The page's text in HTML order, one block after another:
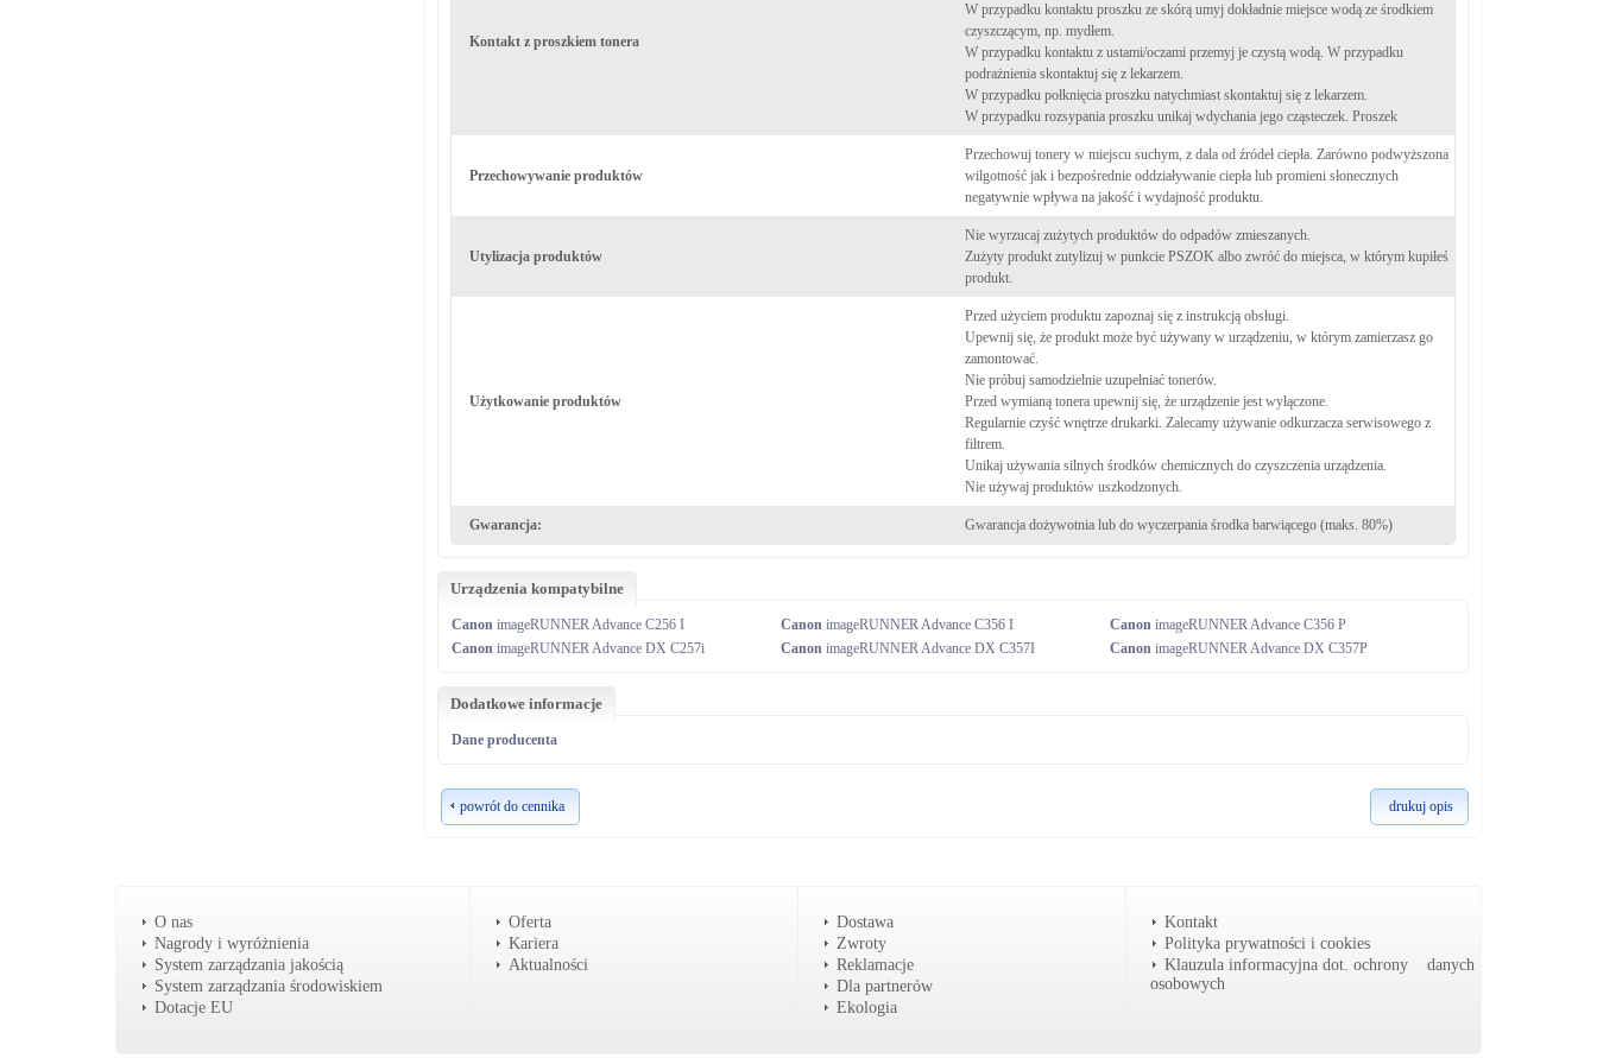
Kontakt z proszkiem tonera
W przypadku kontaktu proszku ze skórą umyj dokładnie miejsce wodą ze środkiem
czyszczącym, np. mydłem.
W przypadku kontaktu z ustami/oczami przemyj je czystą wodą. W przypadku
podrażnienia skontaktuj się z lekarzem.
W przypadku połknięcia proszku natychmiast skontaktuj się z lekarzem.
W przypadku rozsypania proszku unikaj wdychania jego cząsteczek. Proszek
Przechowywanie produktów
Przechowuj tonery w miejscu suchym, z dala od źródeł ciepła. Zarówno podwyższona
wilgotność jak i bezpośrednie oddziaływanie ciepła lub promieni słonecznych
negatywnie wpływa na jakość i wydajność produktu.
Utylizacja produktów
Nie wyrzucaj zużytych produktów do odpadów zmieszanych.
Zużyty produkt zutylizuj w punkcie PSZOK albo zwróć do miejsca, w którym kupiłeś
produkt.
Użytkowanie produktów
Przed użyciem produktu zapoznaj się z instrukcją obsługi.
Upewnij się, że produkt może być używany w urządzeniu, w którym zamierzasz go
zamontować.
Nie próbuj samodzielnie uzupełniać tonerów.
Przed wymianą tonera upewnij się, że urządzenie jest wyłączone.
Regularnie czyść wnętrze drukarki. Zalecamy używanie odkurzacza serwisowego z
filtrem.
Unikaj używania silnych środków chemicznych do czyszczenia urządzenia.
Nie używaj produktów uszkodzonych.
Gwarancja: Gwarancja dożywotnia lub do wyczerpania środka barwiącego (maks. 80%)
Urządzenia kompatybilne
Canon imageRUNNER Advance C256 I Canon imageRUNNER Advance C356 I Canon imageRUNNER Advance C356 P
Canon imageRUNNER Advance DX C257i Canon imageRUNNER Advance DX C357I Canon imageRUNNER Advance DX C357P
Dodatkowe informacje
Dane producenta
powrót do cennika drukuj opis
O nas
Nagrody i wyróżnienia
System zarządzania jakością
System zarządzania środowiskiem
Dotacje EU
Oferta
Kariera
Aktualności
Dostawa
Zwroty
Reklamacje
Dla partnerów
Ekologia
Kontakt
Polityka prywatności i cookies
Klauzula informacyjna dot. ochrony danych
osobowych